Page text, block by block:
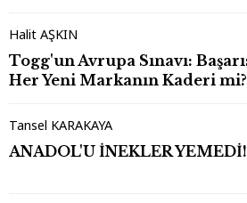
Halit AŞKIN
Togg'un Avrupa Sınavı: Başarısızlık mı,
Her Yeni Markanın Kaderi mi?
Tansel KARAKAYA
ANADOL'U İNEKLER YEMEDİ!